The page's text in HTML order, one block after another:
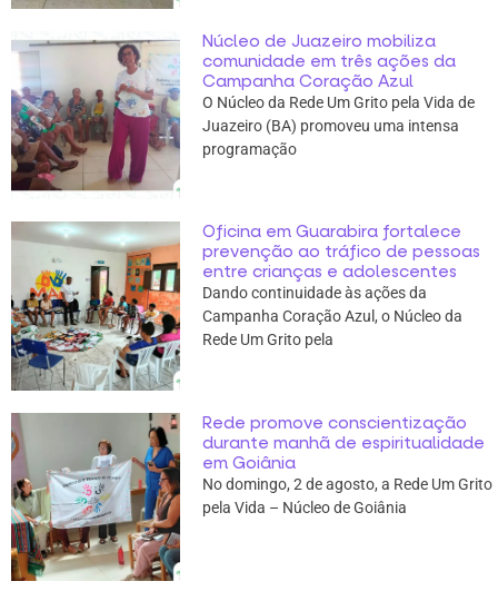
Núcleo de Juazeiro mobiliza
comunidade em três ações da
Campanha Coração Azul
O Núcleo da Rede Um Grito pela Vida de
Juazeiro (BA) promoveu uma intensa
programação
Oficina em Guarabira fortalece
prevenção ao tráfico de pessoas
entre crianças e adolescentes
Dando continuidade às ações da
Campanha Coração Azul, o Núcleo da
Rede Um Grito pela
Rede promove conscientização
durante manhã de espiritualidade
em Goiânia
No domingo, 2 de agosto, a Rede Um Grito
pela Vida – Núcleo de Goiânia